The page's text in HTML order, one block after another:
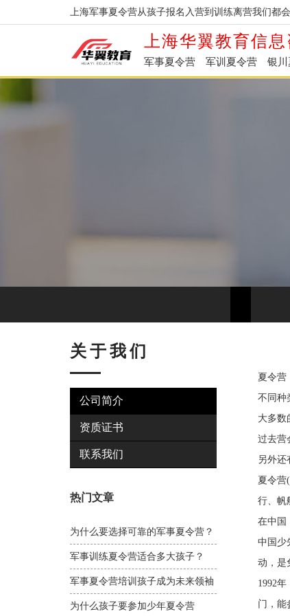
上海军事夏令营从孩子报名入营到训练离营我们都
上海华翼教育信
军事夏令营 军训夏令营 银川
关于我们
公司简介
资质证书
联系我们
热门文章
为什么要选择可靠的军事夏令营？
军事训练夏令营适合多大孩子？
军事夏令营培训孩子成为未来领袖
为什么孩子要参加少年夏令营
夏令营
不同种
大多数
过去营
另外还
夏令营
行、帆
在中国
中国少
动，是
1992
门，能